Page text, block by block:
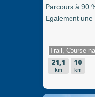
Parcours à 90
Egalement une
Trail, Course
21,1
km
10
km